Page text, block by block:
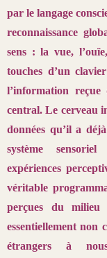
par le langage
reconnaissance
sens : la vue,
touches d’un
l’information reçue
central. Le cerveau
données qu’il a
système
expériences
véritable
perçues du milieu
essentiellement non
étrangers à